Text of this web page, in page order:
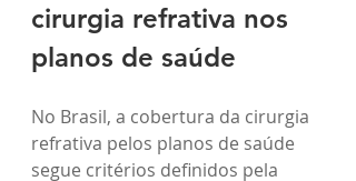
cirurgia refrativa nos
planos de saúde
No Brasil, a cobertura da cirurgia
refrativa pelos planos de saúde
segue critérios definidos pela